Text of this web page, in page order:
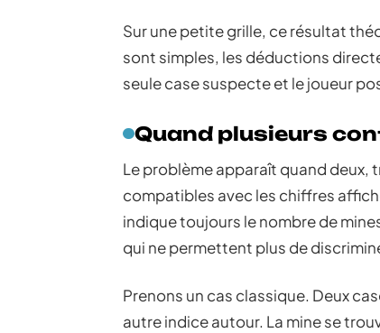
Sur une petite grille, ce résultat
sont simples, les déductions
seule case suspecte et le joueur
Quand plusieurs
Le problème apparaît quand deux,
compatibles avec les chiffres
indique toujours le nombre de
qui ne permettent plus de
Prenons un cas classique. Deux
autre indice autour. La mine se